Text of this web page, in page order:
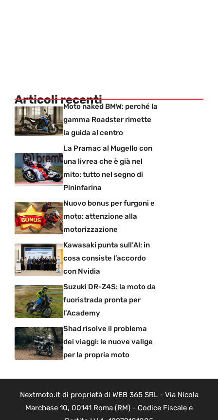
Articoli recentiMoto naked BMW: perché la
gamma Roadster rimette
la guida al centro
La Pramac al Mugello con
una livrea che è già nel
mito: tutto nel segno di
Pininfarina
Nuovo bonus per furgoni e
moto: attenzione alla
motorizzazione
Kawasaki punta sull’AI: in
cosa consiste l’accordo
con Nvidia
Suzuki DR-Z4S: la moto da
fuoristrada pronta per
l’Academy
Shad risolve il problema
dei viaggi: le nuove valige
per la propria moto
Nextmoto.it di proprietà di WEB 365 SRL - Via Nicola
Marchese 10, 00141 Roma (RM) - Codice Fiscale e